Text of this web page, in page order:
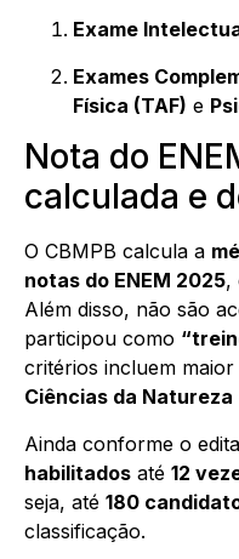
Exame
Exames
Física (TAF) e
Nota do
calculada e
O CBMPB calcula a
notas do ENEM 2025,
Além disso, não são
participou como
critérios incluem
Ciências da Natureza
Ainda conforme o
habilitados até 12
seja, até 180
classificação.